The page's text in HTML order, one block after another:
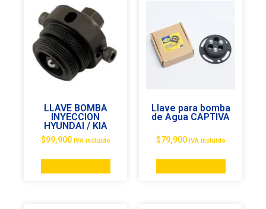
LLAVE BOMBA
INYECCION
HYUNDAI / KIA
$99,900 IVA incluído
Llave para bomba
de Agua CAPTIVA
$79,900 IVA incluído